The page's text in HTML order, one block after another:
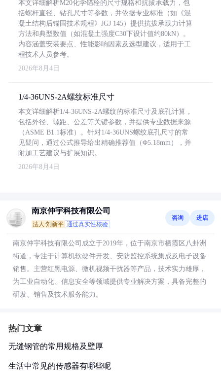
本文详细解析M20化学锚栓的尺寸规格和抗拔承载力，包
括螺杆直径、钻孔尺寸等参数，并依据专业标准（如《混
凝土结构后锚固技术规程》JGJ 145）提供抗拔承载力计算
方法和典型数值（如混凝土强度C30下设计值约80kN）。
内容涵盖安装要点、性能影响因素及选型建议，适用于工
程技术人员参考。
2026年8月4日
1/4-36UNS-2A螺纹标准尺寸
本文详细解析1/4-36UNS-2A螺纹的标准尺寸及底孔计算，
包括外径、螺距、公差等关键参数，并提供专业数据来源
（ASME B1.1标准）。针对1/4-36UNS螺纹底孔尺寸的常
见疑问，通过公式推导给出精确推荐值（Φ5.18mm），并
附加工艺建议与扩展知识。
2026年8月4日
南京仲宇科技有限公司
法人:刘新平 通过真实性核验
咨询 进店
南京仲宇科技有限公司成立于2019年，位于南京市栖霞区八卦洲
街道，专注于计算机软硬件开发、安防监控系统集成及电子设备
销售。主营红黑电源、微机视频干扰器等产品，技术实力雄厚，
为工业自动化、信息安全等领域提供专业解决方案，具备完整的
研发、销售及技术服务能力。
热门文章
无缝钢管的常用规格及壁厚
生活中常见的传感器有哪些呢